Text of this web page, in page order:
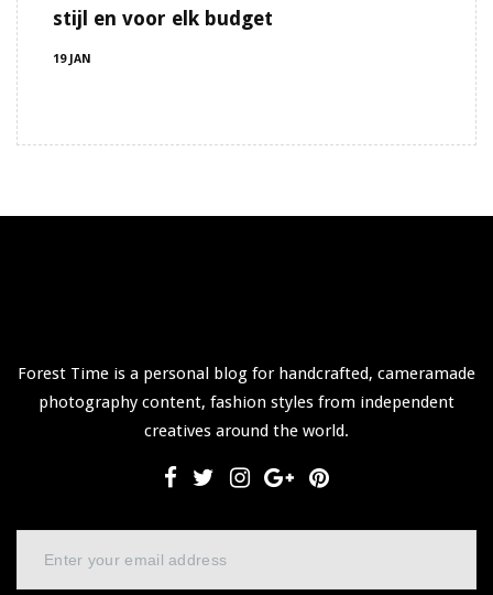
stijl en voor elk budget
19 JAN
Forest Time is a personal blog for handcrafted, cameramade
photography content, fashion styles from independent
creatives around the world.